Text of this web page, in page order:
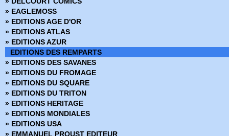
› Mandrake - Mondes mysterieux - 59
› Mandrake - Mondes mysterieux - 60
› Mandrake - Mondes mysterieux - 61
› Mandrake - Mondes mysterieux - 62
› Mandrake - Mondes mysterieux - 63
› Mandrake - Mondes mysterieux - 64
› Mandrake - Mondes mysterieux - 65
› Mandrake - Mondes mysterieux - 66
› Mandrake - Mondes mysterieux - 67
› Mandrake - Mondes mysterieux - 68
› Mandrake - Mondes mysterieux - 69
› Mandrake - Mondes mysterieux - 70
› Mandrake - Mondes mysterieux - 71
» EAGLEMOSS
» EDITIONS AGE D'OR
» EDITIONS ATLAS
» EDITIONS AZUR
EDITIONS DES REMPARTS
» EDITIONS DES SAVANES
» EDITIONS DU FROMAGE
» EDITIONS DU SQUARE
» EDITIONS DU TRITON
» EDITIONS HERITAGE
» EDITIONS MONDIALES
» EDITIONS USA
» EMMANUEL PROUST EDITEUR